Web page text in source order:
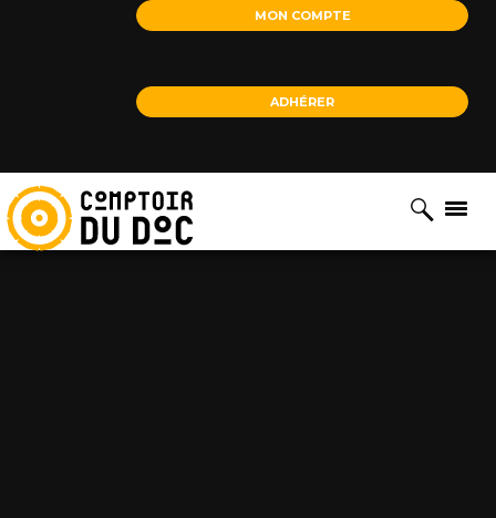
MON COMPTE
ADHÉRER
Cookies management panel